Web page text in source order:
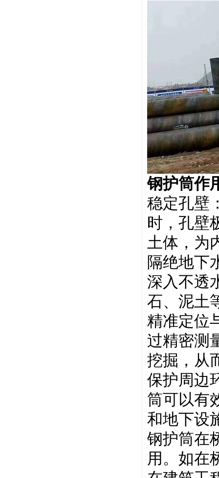
钢护筒作
稳定孔壁
时，孔壁
土体，为
隔绝地下
深入不透
石、泥土
精准定位
过精密测
挖掘，从
保护周边
筒可以有
和地下设
钢护筒在
用。如在